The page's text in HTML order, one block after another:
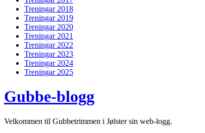
Treningar 2018
Treningar 2019
Treningar 2020
Treningar 2021
Treningar 2022
Treningar 2023
Treningar 2024
Treningar 2025
Gubbe-blogg
Velkommen til Gubbetrimmen i Jølster sin web-logg.